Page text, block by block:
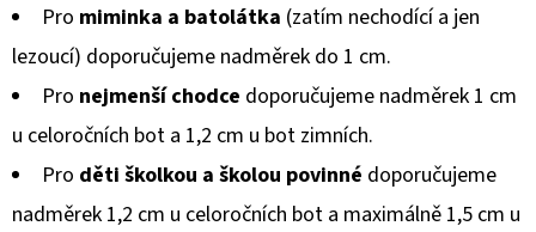
Pro miminka a batolátka (zatím nechodící a jen
lezoucí) doporučujeme nadměrek do 1 cm.
Pro nejmenší chodce doporučujeme nadměrek 1 cm
u celoročních bot a 1,2 cm u bot zimních.
Pro děti školkou a školou povinné doporučujeme
nadměrek 1,2 cm u celoročních bot a maximálně 1,5 cm u